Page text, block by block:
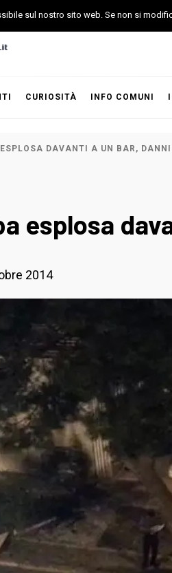
CURIOSITÀ INFO COMUNI
DAVANTI A UN BAR,
esplosa
2014
sul nostro sito web. Se non si